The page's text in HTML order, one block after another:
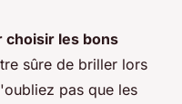
choisir les bons
sûre de briller lors
pas que les